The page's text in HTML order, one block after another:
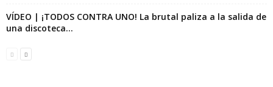
VÍDEO | ¡TODOS CONTRA UNO! La brutal paliza a la salida de
una discoteca...